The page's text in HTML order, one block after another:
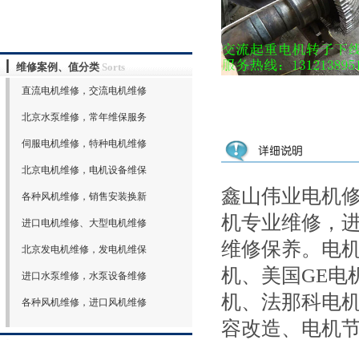
维修案例、值分类 Sorts
直流电机维修，交流电机维修
北京水泵维修，常年维保服务
伺服电机维修，特种电机维修
北京电机维修，电机设备维保
各种风机维修，销售安装换新
进口电机维修、大型电机维修
北京发电机维修，发电机维保
进口水泵维修，水泵设备维修
各种风机维修，进口风机维修
鑫山伟业电机
机专业维修，
维修保养。电
机、美国GE电
机、法那科电
容改造、电机